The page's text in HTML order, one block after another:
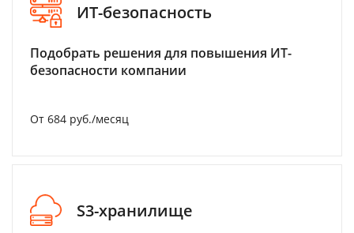
ИТ-безопасность
Подобрать решения для повышения ИТ-
безопасности компании
От 684 руб./месяц
S3-хранилище